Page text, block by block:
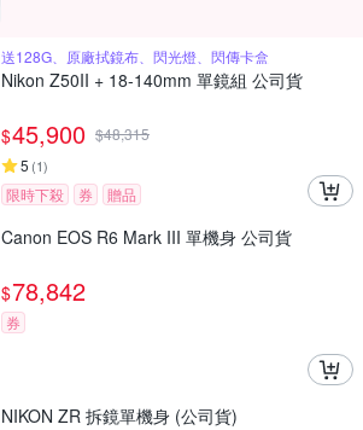
送128G、原廠拭鏡布、閃光燈、閃傳卡盒
Nikon Z50II + 18-140mm 單鏡組 公司貨
$45,900 $48,315
5 (1)
限時下殺 券 贈品
Canon EOS R6 Mark III 單機身 公司貨
$78,842
券
NIKON ZR 拆鏡單機身 (公司貨)